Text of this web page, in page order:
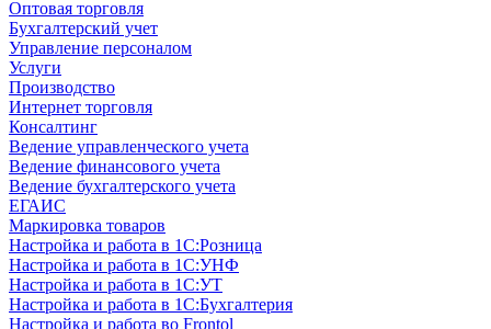
Оптовая торговля
Бухгалтерский учет
Управление персоналом
Услуги
Производство
Интернет торговля
Консалтинг
Ведение управленческого учета
Ведение финансового учета
Ведение бухгалтерского учета
ЕГАИС
Маркировка товаров
Настройка и работа в 1С:Розница
Настройка и работа в 1С:УНФ
Настройка и работа в 1С:УТ
Настройка и работа в 1С:Бухгалтерия
Настройка и работа во Frontol